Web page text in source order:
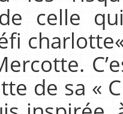
celle
de sa «